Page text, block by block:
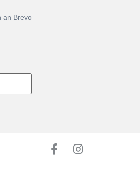
an Brevo